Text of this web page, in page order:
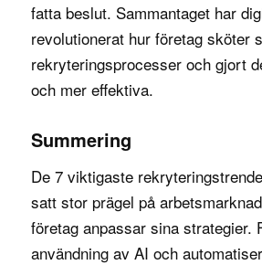
fatta beslut. Sammantaget har
revolutionerat hur företag sköter
rekryteringsprocesser och gjort
och mer effektiva.
Summering
De 7 viktigaste
satt stor prägel på
företag anpassar sina strategier.
användning av AI och